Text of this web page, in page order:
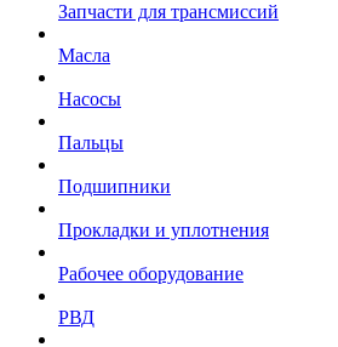
Запчасти для трансмиссий
Масла
Насосы
Пальцы
Подшипники
Прокладки и уплотнения
Рабочее оборудование
РВД